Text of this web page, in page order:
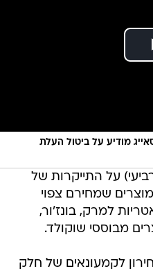
מודיע על ביטול העלת
על התייקרות של
שמחירם צפוי
למרק, בונז'ור,
מבוססי שוקולד.
לקמעונאים של חלק